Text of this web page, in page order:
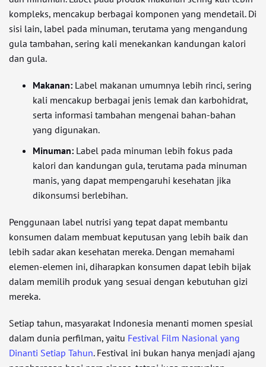
kompleks, mencakup berbagai komponen yang mendetail. Di
sisi lain, label pada minuman, terutama yang mengandung
gula tambahan, sering kali menekankan kandungan kalori
dan gula.
Makanan: Label makanan umumnya lebih rinci, sering
kali mencakup berbagai jenis lemak dan karbohidrat,
serta informasi tambahan mengenai bahan-bahan
yang digunakan.
Minuman: Label pada minuman lebih fokus pada
kalori dan kandungan gula, terutama pada minuman
manis, yang dapat mempengaruhi kesehatan jika
dikonsumsi berlebihan.
Penggunaan label nutrisi yang tepat dapat membantu
konsumen dalam membuat keputusan yang lebih baik dan
lebih sadar akan kesehatan mereka. Dengan memahami
elemen-elemen ini, diharapkan konsumen dapat lebih bijak
dalam memilih produk yang sesuai dengan kebutuhan gizi
mereka.
Setiap tahun, masyarakat Indonesia menanti momen spesial
dalam dunia perfilman, yaitu Festival Film Nasional yang
Dinanti Setiap Tahun. Festival ini bukan hanya menjadi ajang